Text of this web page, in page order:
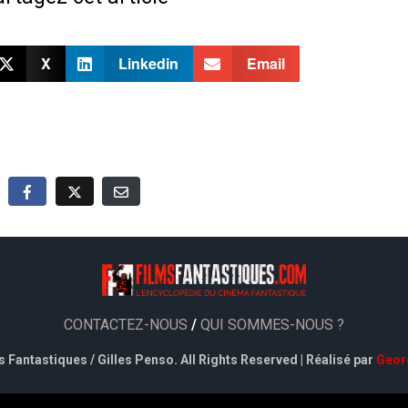
X Linkedin Email
CONTACTEZ-NOUS / QUI SOMMES-NOUS ?
Fantastiques / Gilles Penso. All Rights Reserved | Réalisé par